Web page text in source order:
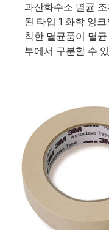
과산화수소 멸균
된 타입 1 화학 잉
착한 멸균품이 멸
부에서 구분할 수